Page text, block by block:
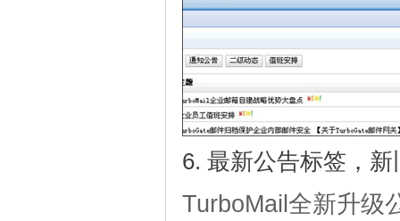
6. 最新公告标签，
TurboMail全新升级